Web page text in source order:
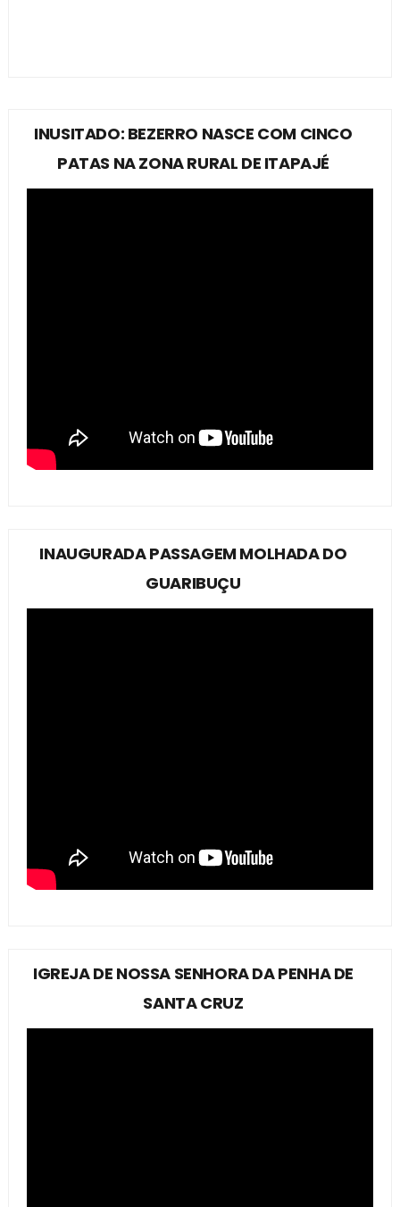
INUSITADO: BEZERRO NASCE COM CINCO
PATAS NA ZONA RURAL DE ITAPAJÉ
INAUGURADA PASSAGEM MOLHADA DO
GUARIBUÇU
IGREJA DE NOSSA SENHORA DA PENHA DE
SANTA CRUZ